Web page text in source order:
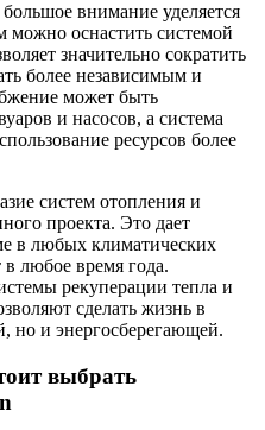
внимание уделяется
оснастить системой
значительно сократить
более независимым и
может быть
и насосов, а система
ресурсов более
систем отопления и
проекта. Это дает
в любых климатических
любое время года.
рекуперации тепла и
сделать жизнь в
но и энергосберегающей.
выбрать